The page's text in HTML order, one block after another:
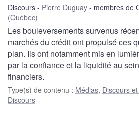
Discours Pierre Duguay membres de
(Québec)
Les bouleversements survenus
marchés du crédit ont propulsé ces
plan. Ils ont notamment mis en
par la confiance et la liquidité au
financiers.
Type(s) de contenu : Médias, Discours
Discours